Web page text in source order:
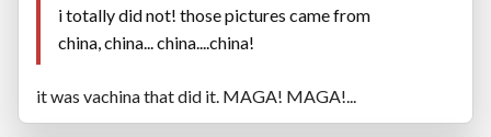
i totally did not! those pictures came from
china, china... china....china!
it was vachina that did it. MAGA! MAGA!...